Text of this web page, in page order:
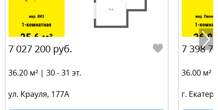
7 027 200 руб.
36.20 м² | 30 - 31 эт.
ул. Крауля, 177А
7 398
36.00 м²
г.